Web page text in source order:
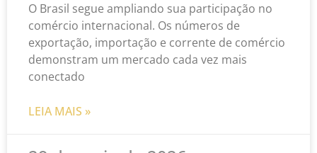
O Brasil segue ampliando sua participação no
comércio internacional. Os números de
exportação, importação e corrente de comércio
demonstram um mercado cada vez mais
conectado
LEIA MAIS »